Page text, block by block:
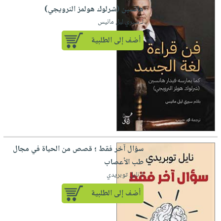
هانسين (شرلوك هولمز النرويجي)
لـ سيري ليل مانيس
أضف إلى الطلبية
سؤال آخر فقط ؛ قصص من الحياة في مجال
طب الأعصاب
لـ نايل توبريدي
أضف إلى الطلبية